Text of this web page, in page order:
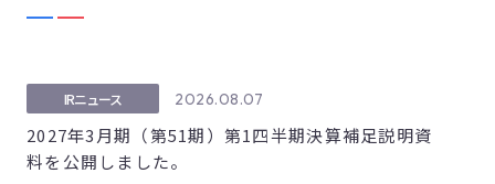
2026.08.07
IRニュース
2027年3月期（第51期）第1四半期決算補足説明資
料を公開しました。